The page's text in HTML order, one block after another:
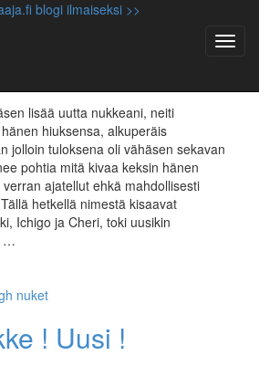
blogi ilmaiseksi >>
neiti nimettömästä
lisää uutta nukkeani, neiti
hiuksensa, alkuperäis
jolloin tuloksena oli vähäsen sekavan
pohtia mitä kivaa keksin hänen
ajatellut ehkä mahdollisesti
hetkellä nimestä kisaavat
Ichigo ja Cheri, toki uusikin
…
nuket
! Uusi !